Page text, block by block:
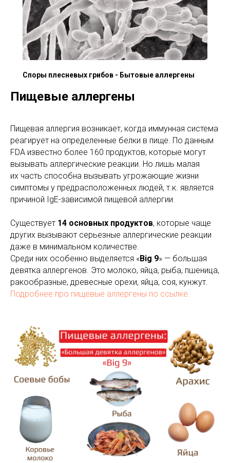
Споры плесневых грибов - Бытовые аллергены
Пищевые аллергены
Пищевая аллергия возникает, когда иммунная система
реагирует на определенные белки в пище. По данным
FDA известно более 160 продуктов, которые могут
вызывать аллергические реакции. Но лишь малая
их часть способна вызывать угрожающие жизни
симптомы у предрасположенных людей, т.к. является
причиной IgE-зависимой пищевой аллергии.
Существует 14 основных продуктов, которые чаще
других вызывают серьезные аллергические реакции
даже в минимальном количестве.
Среди них особенно выделяется «Big 9» — большая
девятка аллергенов. Это молоко, яйца, рыба, пшеница,
ракообразные, древесные орехи, яйца, соя, кунжут.
Подробнее про пищевые аллергены по ссылке.